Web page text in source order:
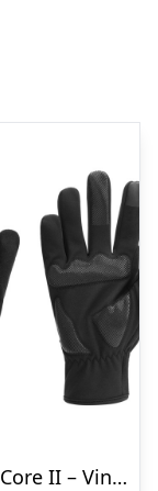
Rogelli Core II – Vinterhandsker – Vindtæt – Sort – Str. L